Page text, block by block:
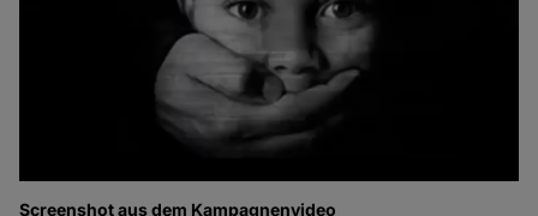
Screenshot aus dem Kampagnenvideo